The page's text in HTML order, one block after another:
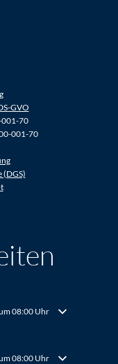
GVO
70
001-70
(DGS)
auszublenden
08:00 Uhr
auszublenden
08:00 Uhr